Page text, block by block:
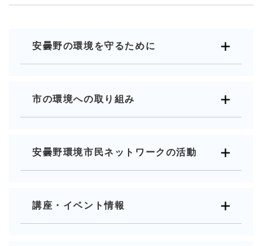
安曇野の環境を守るために
市の環境への取り組み
安曇野環境市民ネットワークの活動
講座・イベント情報